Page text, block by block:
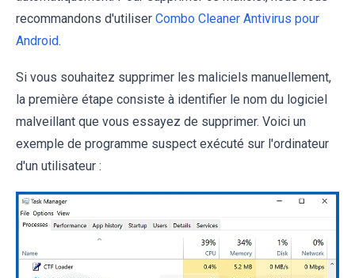
recommandons d'utiliser Combo Cleaner Antivirus pour
Android.
Si vous souhaitez supprimer les maliciels manuellement,
la première étape consiste à identifier le nom du logiciel
malveillant que vous essayez de supprimer. Voici un
exemple de programme suspect exécuté sur l'ordinateur
d'un utilisateur :